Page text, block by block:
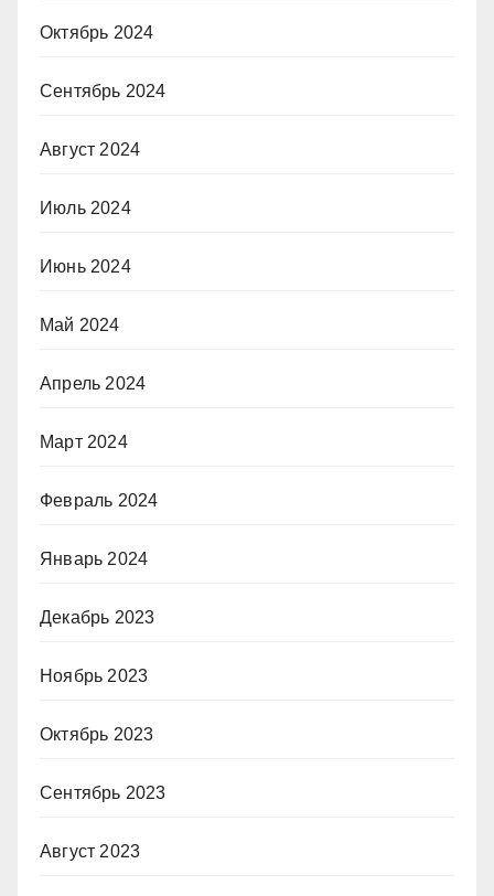
Октябрь 2024
Сентябрь 2024
Август 2024
Июль 2024
Июнь 2024
Май 2024
Апрель 2024
Март 2024
Февраль 2024
Январь 2024
Декабрь 2023
Ноябрь 2023
Октябрь 2023
Сентябрь 2023
Август 2023